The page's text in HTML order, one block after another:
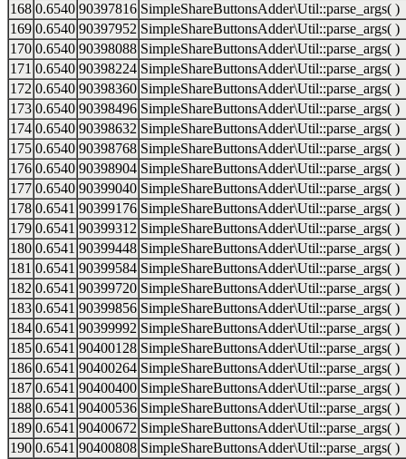
168 0.6540 90397816 SimpleShareButtonsAdder\Util::parse_args( )
169 0.6540 90397952 SimpleShareButtonsAdder\Util::parse_args( )
170 0.6540 90398088 SimpleShareButtonsAdder\Util::parse_args( )
171 0.6540 90398224 SimpleShareButtonsAdder\Util::parse_args( )
172 0.6540 90398360 SimpleShareButtonsAdder\Util::parse_args( )
173 0.6540 90398496 SimpleShareButtonsAdder\Util::parse_args( )
174 0.6540 90398632 SimpleShareButtonsAdder\Util::parse_args( )
175 0.6540 90398768 SimpleShareButtonsAdder\Util::parse_args( )
176 0.6540 90398904 SimpleShareButtonsAdder\Util::parse_args( )
177 0.6540 90399040 SimpleShareButtonsAdder\Util::parse_args( )
178 0.6541 90399176 SimpleShareButtonsAdder\Util::parse_args( )
179 0.6541 90399312 SimpleShareButtonsAdder\Util::parse_args( )
180 0.6541 90399448 SimpleShareButtonsAdder\Util::parse_args( )
181 0.6541 90399584 SimpleShareButtonsAdder\Util::parse_args( )
182 0.6541 90399720 SimpleShareButtonsAdder\Util::parse_args( )
183 0.6541 90399856 SimpleShareButtonsAdder\Util::parse_args( )
184 0.6541 90399992 SimpleShareButtonsAdder\Util::parse_args( )
185 0.6541 90400128 SimpleShareButtonsAdder\Util::parse_args( )
186 0.6541 90400264 SimpleShareButtonsAdder\Util::parse_args( )
187 0.6541 90400400 SimpleShareButtonsAdder\Util::parse_args( )
188 0.6541 90400536 SimpleShareButtonsAdder\Util::parse_args( )
189 0.6541 90400672 SimpleShareButtonsAdder\Util::parse_args( )
190 0.6541 90400808 SimpleShareButtonsAdder\Util::parse_args( )